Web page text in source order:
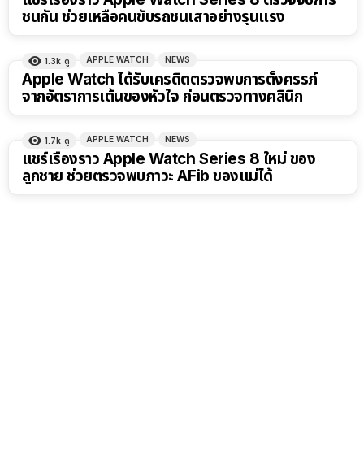
ชนกัน ช่วยเหลือคนขับรถชนเสาอย่างรุนแรง
1.3k ดู APPLE WATCH NEWS
Apple Watch ได้รับเครดิตตรวจพบการตั้งครรภ์
จากอัตราการเต้นของหัวใจ ก่อนตรวจทางคลินิก
1.7k ดู APPLE WATCH NEWS
แชร์เรื่องราว Apple Watch Series 8 ใหม่ ของ
ลูกชาย ช่วยตรวจพบภาวะ AFib ของแม่ได้